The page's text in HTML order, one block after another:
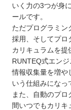
いく力の3つが身
ールです。
ただプログラミン
採用、そしてプロ
カリキュラムを提
RUNTEQ式エン
情報収集量を増や
いう仕組みになっ
また、自動のプ
間いつでもカリキ